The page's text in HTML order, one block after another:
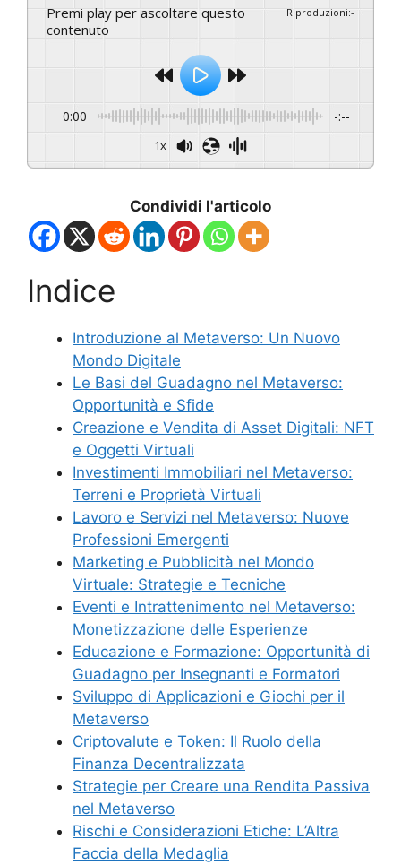
Premi play per ascoltare questo
contenuto
Riproduzioni:-
0:00 -:--
1x
Condividi l'articolo
Indice
Introduzione al Metaverso: Un Nuovo
Mondo Digitale
Le Basi del Guadagno nel Metaverso:
Opportunità e Sfide
Creazione e Vendita di Asset Digitali: NFT
e Oggetti Virtuali
Investimenti Immobiliari nel Metaverso:
Terreni e Proprietà Virtuali
Lavoro e Servizi nel Metaverso: Nuove
Professioni Emergenti
Marketing e Pubblicità nel Mondo
Virtuale: Strategie e Tecniche
Eventi e Intrattenimento nel Metaverso:
Monetizzazione delle Esperienze
Educazione e Formazione: Opportunità di
Guadagno per Insegnanti e Formatori
Sviluppo di Applicazioni e Giochi per il
Metaverso
Criptovalute e Token: Il Ruolo della
Finanza Decentralizzata
Strategie per Creare una Rendita Passiva
nel Metaverso
Rischi e Considerazioni Etiche: L’Altra
Faccia della Medaglia